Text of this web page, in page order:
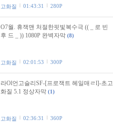
고화질 01:43:31 280P
O7월. 휴잭맨 처절한핏빛복수극 (( _ 로 빈
후 드 _ )) 1080P 완벽자막 (8)
고화질 02:01:53 300P
라Ol언고슬리SF-[프로잭트 헤일매ㄹl]-초고
화질 5.1 정상자막 (1)
고화질 02:36:31 360P